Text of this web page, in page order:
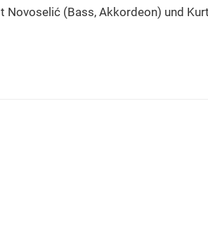
Novoselić (Bass, Akkordeon) und